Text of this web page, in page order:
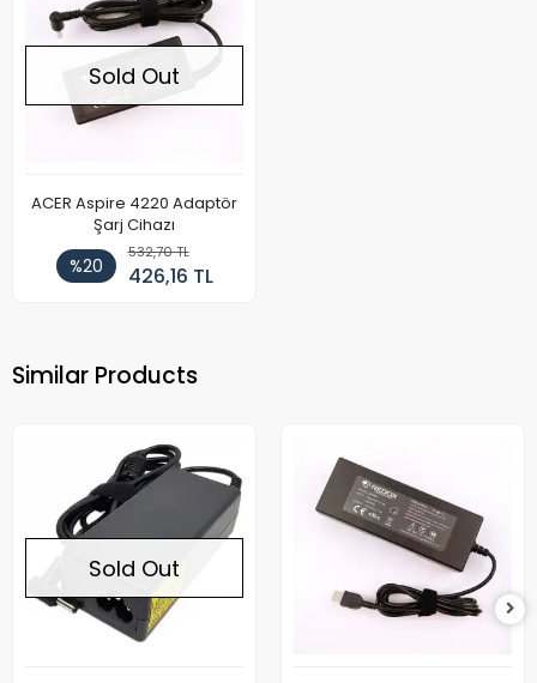
Sold Out
ACER Aspire 4220 Adaptör
Şarj Cihazı
%20
532,70 TL
426,16 TL
Similar Products
Sold Out